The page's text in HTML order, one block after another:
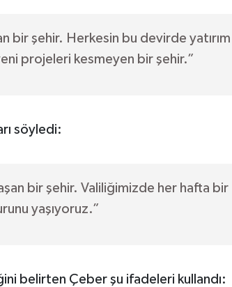
bir şehir. Herkesin bu devirde yatırım
projeleri kesmeyen bir şehir.”
söyledi:
bir şehir. Valiliğimizde her hafta bir
yaşıyoruz.”
belirten Çeber şu ifadeleri kullandı: